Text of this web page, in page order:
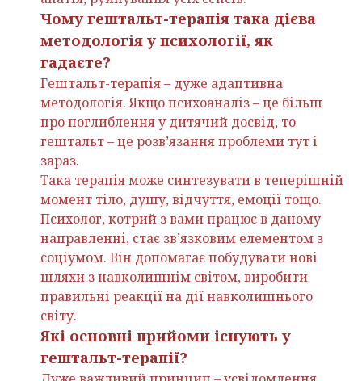
Чому гештальт-терапія така дієва
методологія у психології, як
гадаєте?
Гештальт-терапія – дуже адаптивна
методологія. Якщо психоаналіз – це більш
про поглиблення у дитячий досвід, то
гештальт – це розв’язання проблеми тут і
зараз.
Така терапія може синтезувати в теперішній
момент тіло, душу, відчуття, емоції тощо.
Психолог, котрий з вами працює в даному
направленні, стає зв’язковим елементом з
соціумом. Він допомагає побудувати нові
шляхи з навколишнім світом, виробити
правильні реакції на дії навколишнього
світу.
Які основні прийоми існують у
гештальт-терапії?